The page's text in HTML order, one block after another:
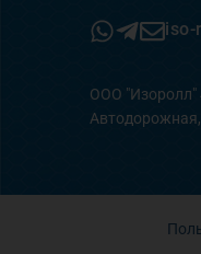
iso-
ООО "Изоролл"